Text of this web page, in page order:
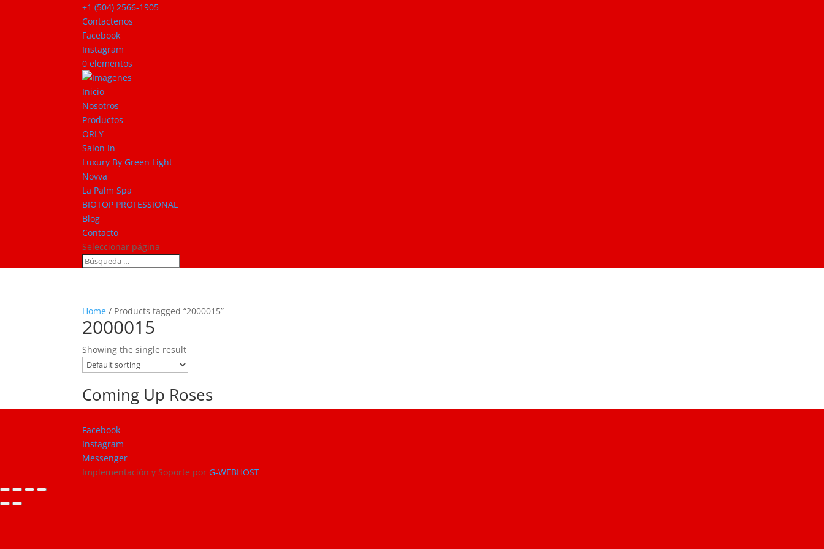
+1 (504) 2566-1905
Contactenos
Facebook
Instagram
0 elementos
Inicio
Nosotros
Productos
ORLY
Salon In
Luxury By Green Light
Novva
La Palm Spa
BIOTOP PROFESSIONAL
Blog
Contacto
Seleccionar página
Home / Products tagged “2000015”
2000015
Showing the single result
Coming Up Roses
Facebook
Instagram
Messenger
Implementación y Soporte por G-WEBHOST